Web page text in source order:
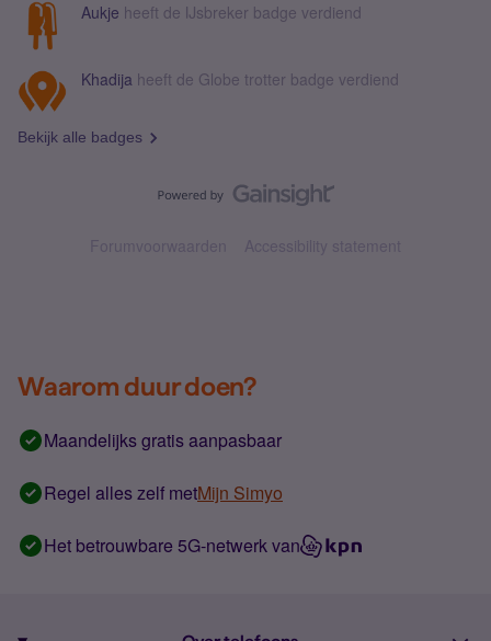
Aukje heeft de IJsbreker badge verdiend
Khadija heeft de Globe trotter badge verdiend
Bekijk alle badges
Forumvoorwaarden Accessibility statement
Waarom duur doen?
Maandelijks gratis aanpasbaar
Regel alles zelf metMijn Simyo
Het betrouwbare 5G-netwerk van